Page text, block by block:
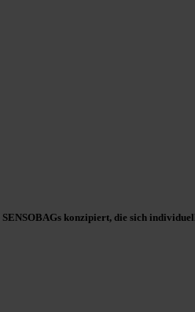
SENSOBAGs konzipiert, die sich